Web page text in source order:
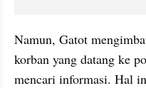
Namun, Gatot
korban yang datang ke
mencari informasi. Hal